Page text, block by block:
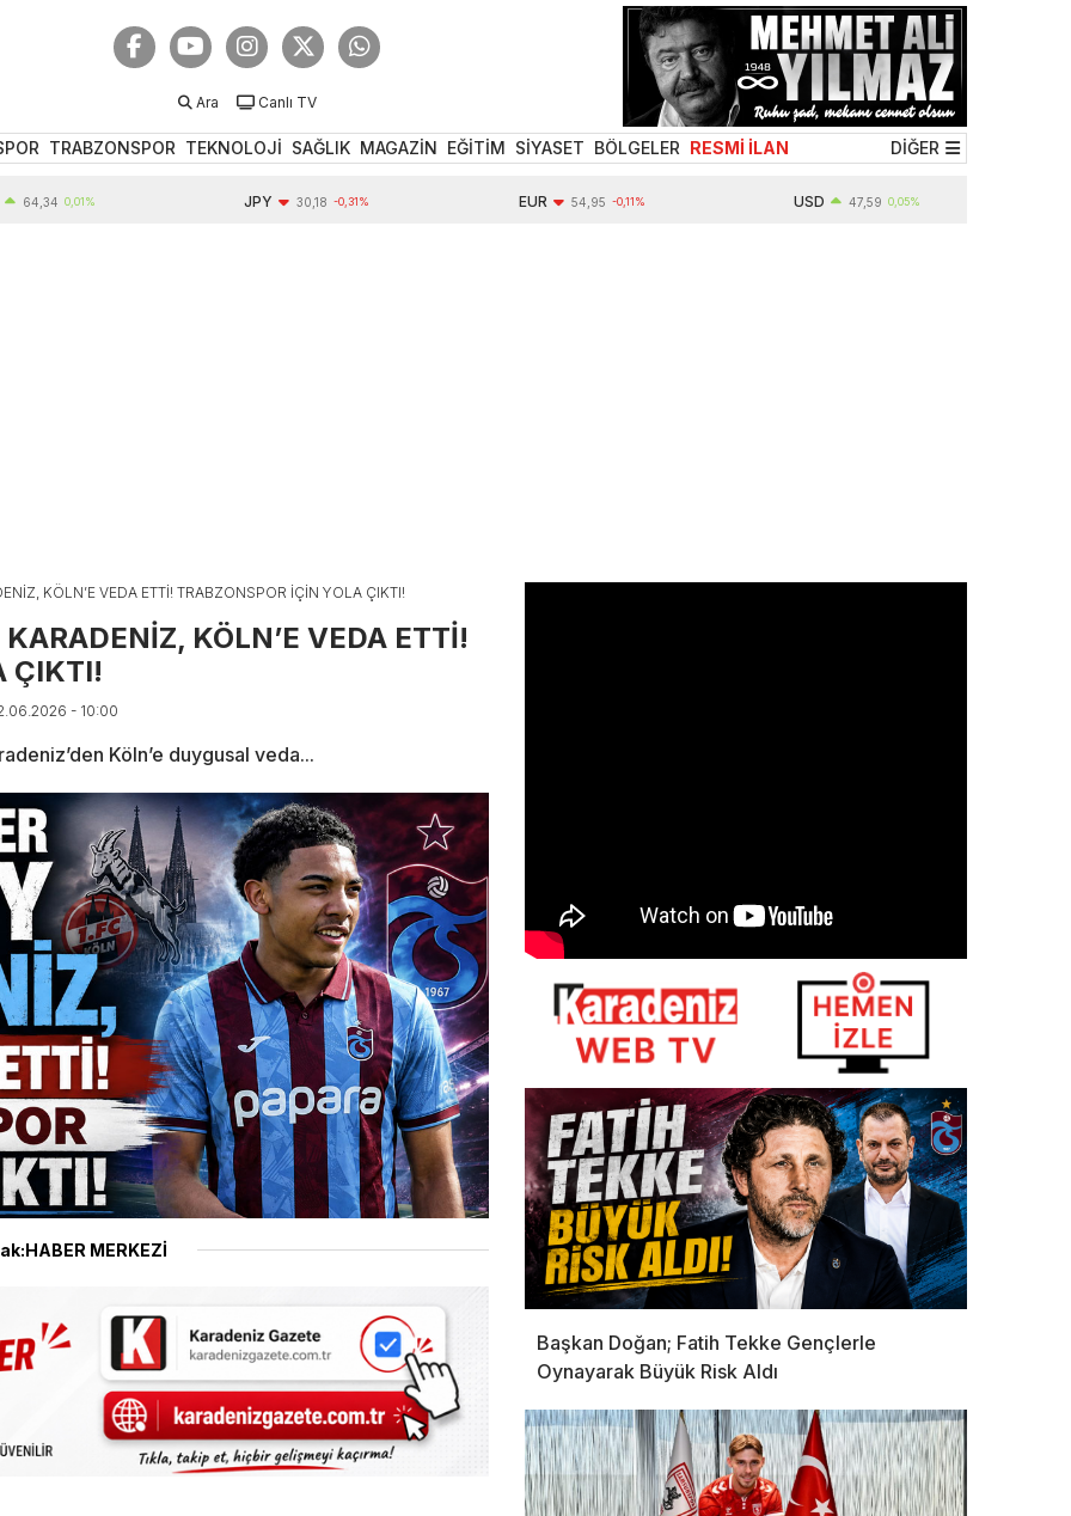
Ara Canlı TV
TRABZONSPOR TEKNOLOJİ SAĞLIK MAGAZİN EĞİTİM SİYASET BÖLGELER RESMİ İLAN DİĞER
0,01% 30,18 -0,31% 54,95 -0,11% 47,59 0,05%
KÖLN’E VEDA ETTİ! TRABZONSPOR İÇİN YOLA ÇIKTI!
KÖLN’E VEDA ETTİ!
ÇIKTI!
- 10:00
Köln’e duygusal veda...
MERKEZİ
Başkan Doğan; Fatih Tekke Gençlerle
Oynayarak Büyük Risk Aldı